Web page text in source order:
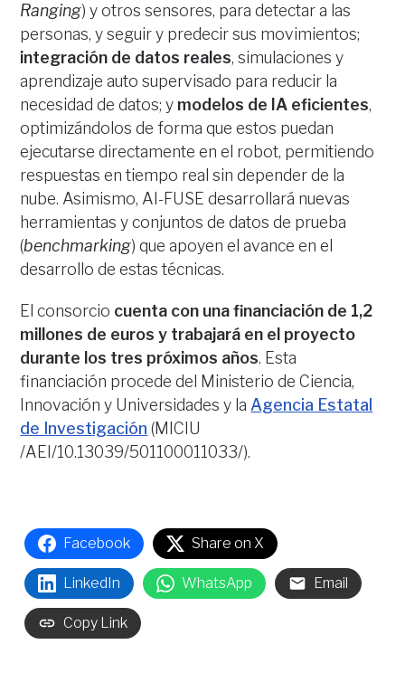
Ranging) y otros sensores, para detectar a las
personas, y seguir y predecir sus movimientos;
integración de datos reales, simulaciones y
aprendizaje auto supervisado para reducir la
necesidad de datos; y modelos de IA eficientes,
optimizándolos de forma que estos puedan
ejecutarse directamente en el robot, permitiendo
respuestas en tiempo real sin depender de la
nube. Asimismo, AI-FUSE desarrollará nuevas
herramientas y conjuntos de datos de prueba
(benchmarking) que apoyen el avance en el
desarrollo de estas técnicas.
El consorcio cuenta con una financiación de 1,2
millones de euros y trabajará en el proyecto
durante los tres próximos años. Esta
financiación procede del Ministerio de Ciencia,
Innovación y Universidades y laAgencia Estatal
de Investigación (MICIU
/AEI/10.13039/501100011033/).
Facebook Share on X
LinkedIn WhatsApp Email
Copy Link